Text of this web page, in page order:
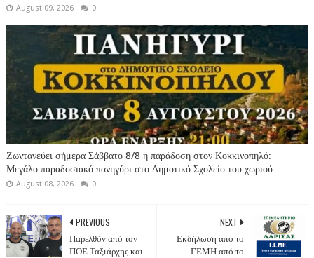
August 09, 2026 0
Ζωντανεύει σήμερα Σάββατο 8/8 η παράδοση στον Κοκκινοπηλό:
Μεγάλο παραδοσιακό πανηγύρι στο Δημοτικό Σχολείο του χωριού
August 08, 2026 0
NEXT
Εκδήλωση από το
ΓΕΜΗ από το
PREVIOUS
Παρελθόν από τον
ΠΟΕ Ταξιάρχης και